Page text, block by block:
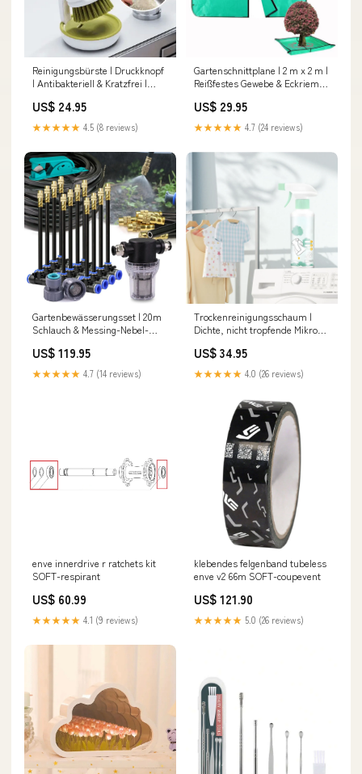
Reinigungsbürste | Druckknopf
| Antibakteriell & Kratzfrei |
US$ 24.95
★★★★★ 4.5 (8 reviews)
Gartenschnittplane | 2 m x 2 m |
Reißfestes Gewebe & Eckriemen
wanddecoratie
US$ 29.95
★★★★★ 4.7 (24 reviews)
Gartenbewässerungsset | 20m
Schlauch & Messing-Nebel-
& Adaptern Herzschlag
Plüschtier Hund
US$ 119.95
★★★★★ 4.7 (14 reviews)
Trockenreinigungsschaum |
Dichte, nicht tropfende Mikro-
empfindlichen Stoffen
Volumen:300 ml
US$ 34.95
★★★★★ 4.0 (26 reviews)
enve innerdrive r ratchets kit
SOFT-respirant
US$ 60.99
★★★★★ 4.1 (9 reviews)
klebendes felgenband tubeless
enve v2 66m SOFT-coupevent
US$ 121.90
★★★★★ 5.0 (26 reviews)